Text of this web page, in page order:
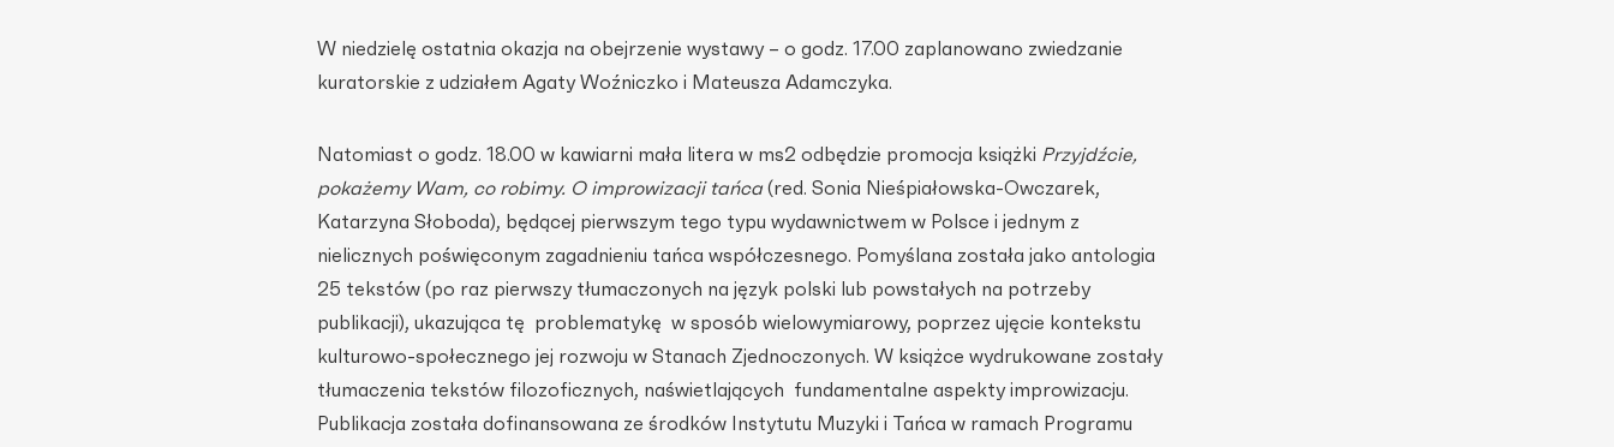
W niedzielę ostatnia okazja na obejrzenie wystawy – o godz. 17.00 zaplanowano zwiedzanie
kuratorskie z udziałem Agaty Woźniczko i Mateusza Adamczyka.
Natomiast o godz. 18.00 w kawiarni mała litera w ms2 odbędzie promocja książki Przyjdźcie,
pokażemy Wam, co robimy. O improwizacji tańca(red. Sonia Nieśpiałowska-Owczarek,
Katarzyna Słoboda), będącej pierwszym tego typu wydawnictwem w Polsce i jednym z
nielicznych poświęconym zagadnieniu tańca współczesnego. Pomyślana została jako antologia
25 tekstów (po raz pierwszy tłumaczonych na język polski lub powstałych na potrzeby
publikacji), ukazująca tę problematykę w sposób wielowymiarowy, poprzez ujęcie kontekstu
kulturowo-społecznego jej rozwoju w Stanach Zjednoczonych. W książce wydrukowane zostały
tłumaczenia tekstów filozoficznych, naświetlających fundamentalne aspekty improwizacju.
Publikacja została dofinansowana ze środków Instytutu Muzyki i Tańca w ramach Programu